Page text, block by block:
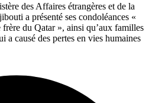
des Affaires étrangères et de la
a présenté ses condoléances «
du Qatar », ainsi qu’aux familles
a causé des pertes en vies humaines